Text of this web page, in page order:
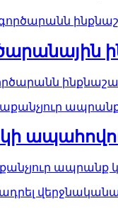
ապրանք